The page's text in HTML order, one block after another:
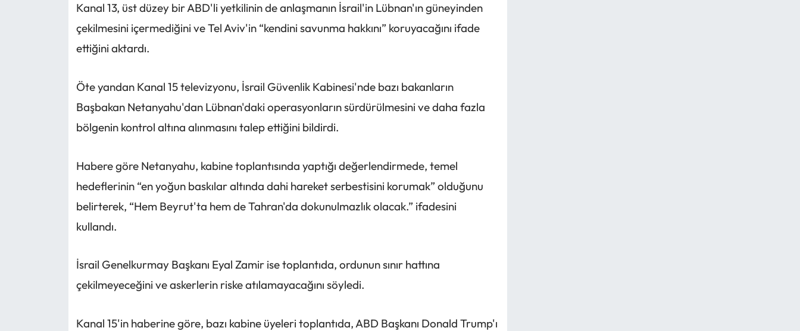
Kanal 13, üst düzey bir ABD'li yetkilinin de anlaşmanın İsrail'in Lübnan'ın güneyinden
çekilmesini içermediğini ve Tel Aviv'in “kendini savunma hakkını” koruyacağını ifade
ettiğini aktardı.
Öte yandan Kanal 15 televizyonu, İsrail Güvenlik Kabinesi'nde bazı bakanların
Başbakan Netanyahu'dan Lübnan'daki operasyonların sürdürülmesini ve daha fazla
bölgenin kontrol altına alınmasını talep ettiğini bildirdi.
Habere göre Netanyahu, kabine toplantısında yaptığı değerlendirmede, temel
hedeflerinin “en yoğun baskılar altında dahi hareket serbestisini korumak” olduğunu
belirterek, “Hem Beyrut'ta hem de Tahran'da dokunulmazlık olacak.” ifadesini
kullandı.
İsrail Genelkurmay Başkanı Eyal Zamir ise toplantıda, ordunun sınır hattına
çekilmeyeceğini ve askerlerin riske atılamayacağını söyledi.
Kanal 15'in haberine göre, bazı kabine üyeleri toplantıda, ABD Başkanı Donald Trump'ı